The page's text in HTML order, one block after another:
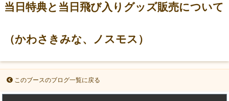
当日特典と当日飛び入りグッズ販売について
（かわさきみな、ノスモス）
このブースのブログ一覧に戻る